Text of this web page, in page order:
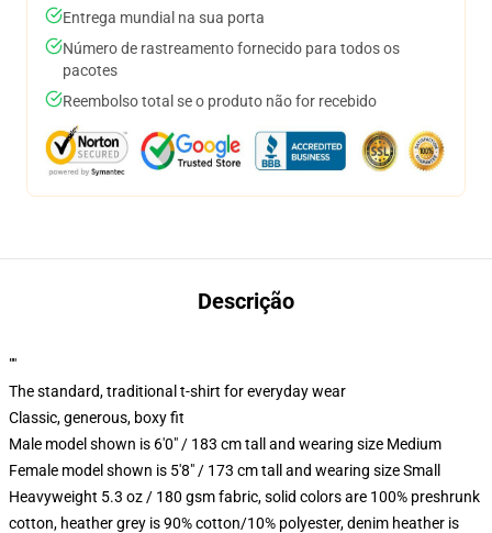
Entrega mundial na sua porta
Número de rastreamento fornecido para todos os
pacotes
Reembolso total se o produto não for recebido
Descrição
""
The standard, traditional t-shirt for everyday wear
Classic, generous, boxy fit
Male model shown is 6'0" / 183 cm tall and wearing size Medium
Female model shown is 5'8" / 173 cm tall and wearing size Small
Heavyweight 5.3 oz / 180 gsm fabric, solid colors are 100% preshrunk
cotton, heather grey is 90% cotton/10% polyester, denim heather is